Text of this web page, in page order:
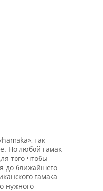
так
Но любой гамак
того чтобы
до ближайшего
гамака
нужного